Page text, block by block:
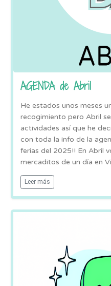
AGENDA de Abril
He estados unos meses
recogimiento pero Abril
actividades así que he
con toda la info de la
ferias del 2025!! En Abril
mercaditos de un día en
Leer más